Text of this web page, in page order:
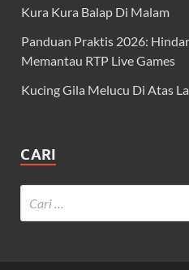
Kura Kura Balap Di Malam
Panduan Praktis 2026:
Memantau RTP Live Games
Kucing Gila Melucu Di Atas
CARI